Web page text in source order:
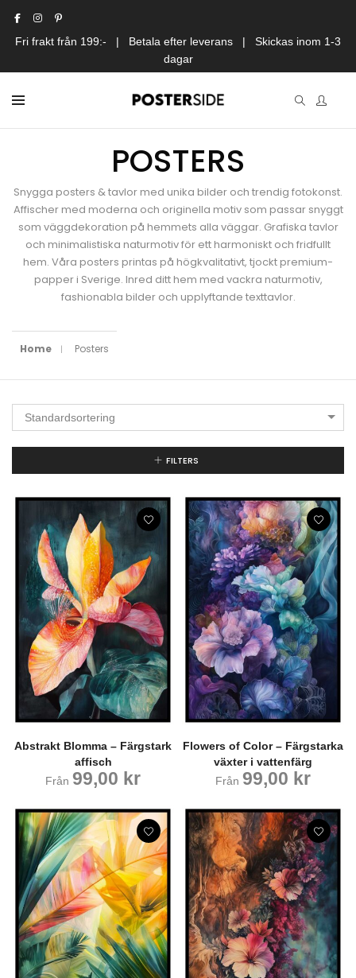
Fri frakt från 199:- | Betala efter leverans | Skickas inom 1-3
dagar
POSTERS
Snygga posters & tavlor med unika bilder och trendig fotokonst.
Affischer med moderna och originella motiv som passar snyggt
som väggdekoration på hemmets alla väggar. Grafiska tavlor
och minimalistiska naturmotiv för ett harmoniskt och fridfullt
hem. Våra posters printas på högkvalitativt, tjockt premium-
papper i Sverige. Inred ditt hem med vackra naturmotiv,
fashionabla bilder och upplyftande texttavlor.
Home Posters
Standardsortering
FILTERS
Abstrakt Blomma – Färgstark
affisch
Från 99,00 kr
Flowers of Color – Färgstarka
växter i vattenfärg
Från 99,00 kr